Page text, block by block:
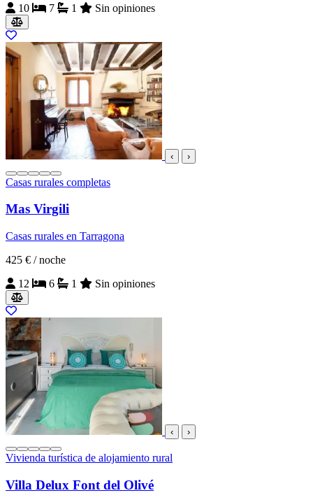
10
7 1 Sin opiniones
‹ ›
Casas rurales completas
Mas Virgili
Casas rurales en Tarragona
425 € / noche
12
6 1 Sin opiniones
‹ ›
Vivienda turística de alojamiento rural
Villa Delux Font del Olivé